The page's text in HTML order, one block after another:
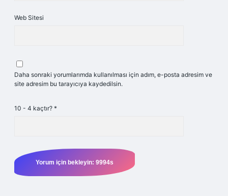
Web Sitesi
Daha sonraki yorumlarımda kullanılması için adım, e-posta adresim ve
site adresim bu tarayıcıya kaydedilsin.
10 - 4 kaçtır? *